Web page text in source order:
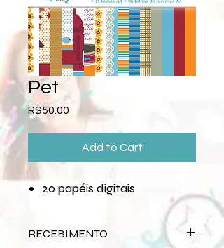
Pet
R$50.00 Price
Add to Cart
20 papéis digitais
RECEBIMENTO